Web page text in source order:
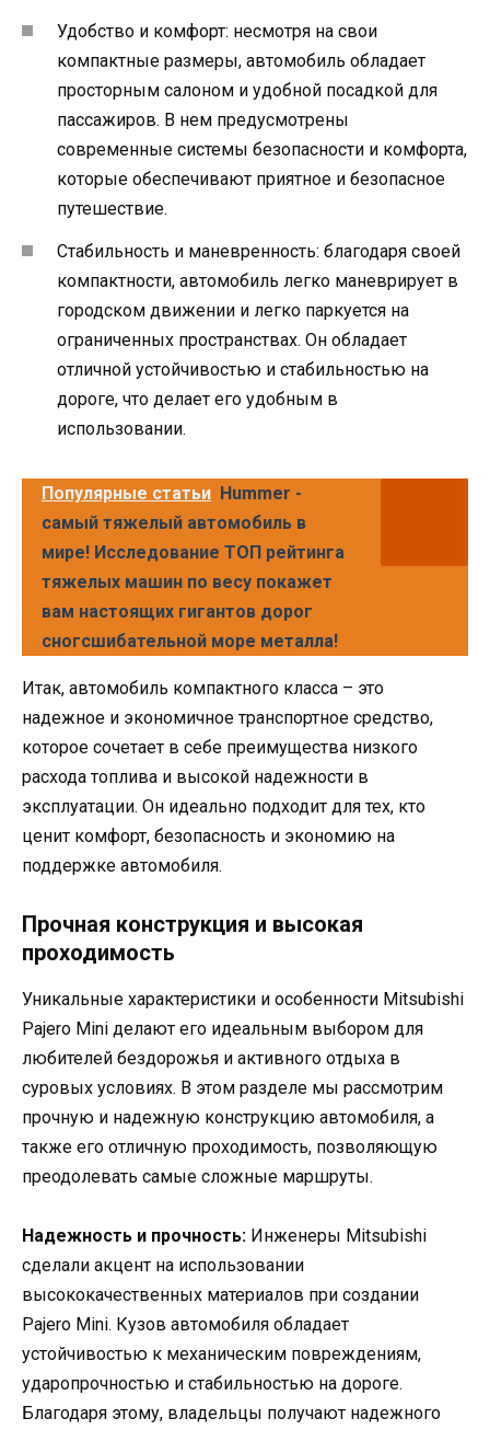
Удобство и комфорт: несмотря на свои
компактные размеры, автомобиль обладает
просторным салоном и удобной посадкой для
пассажиров. В нем предусмотрены
современные системы безопасности и комфорта,
которые обеспечивают приятное и безопасное
путешествие.
Стабильность и маневренность: благодаря своей
компактности, автомобиль легко маневрирует в
городском движении и легко паркуется на
ограниченных пространствах. Он обладает
отличной устойчивостью и стабильностью на
дороге, что делает его удобным в
использовании.
Популярные статьи Hummer -
самый тяжелый автомобиль в
мире! Исследование ТОП рейтинга
тяжелых машин по весу покажет
вам настоящих гигантов дорог
сногсшибательной море металла!
Итак, автомобиль компактного класса – это
надежное и экономичное транспортное средство,
которое сочетает в себе преимущества низкого
расхода топлива и высокой надежности в
эксплуатации. Он идеально подходит для тех, кто
ценит комфорт, безопасность и экономию на
поддержке автомобиля.
Прочная конструкция и высокая
проходимость
Уникальные характеристики и особенности Mitsubishi
Pajero Mini делают его идеальным выбором для
любителей бездорожья и активного отдыха в
суровых условиях. В этом разделе мы рассмотрим
прочную и надежную конструкцию автомобиля, а
также его отличную проходимость, позволяющую
преодолевать самые сложные маршруты.
Надежность и прочность: Инженеры Mitsubishi
сделали акцент на использовании
высококачественных материалов при создании
Pajero Mini. Кузов автомобиля обладает
устойчивостью к механическим повреждениям,
ударопрочностью и стабильностью на дороге.
Благодаря этому, владельцы получают надежного